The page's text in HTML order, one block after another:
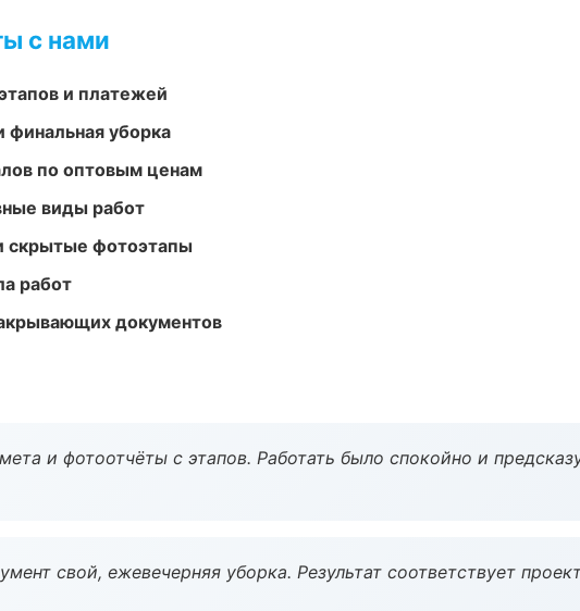
с нами
и платежей
финальная уборка
по оптовым ценам
виды работ
скрытые фотоэтапы
работ
документов
и фотоотчёты с этапов. Работать было спокойно и
свой, ежевечерняя уборка. Результат соответствует